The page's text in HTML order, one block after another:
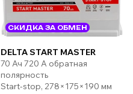
СКИДКА ЗА ОБМЕН
DELTA START MASTER
70 Ач 720 А обратная
полярность
Start-stop, 278×175×190 мм